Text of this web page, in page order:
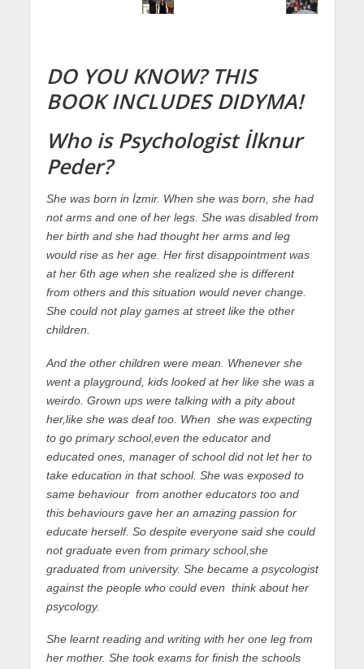
DO YOU KNOW? THIS
BOOK INCLUDES DIDYMA!
Who is Psychologist İlknur
Peder?
She was born in İzmir. When she was born, she had
not arms and one of her legs. She was disabled from
her birth and she had thought her arms and leg
would rise as her age. Her first disappointment was
at her 6th age when she realized she is different
from others and this situation would never change.
She could not play games at street like the other
children.
And the other children were mean. Whenever she
went a playground, kids looked at her like she was a
weirdo. Grown ups were talking with a pity about
her,like she was deaf too. When she was expecting
to go primary school,even the educator and
educated ones, manager of school did not let her to
take education in that school. She was exposed to
same behaviour from another educators too and
this behaviours gave her an amazing passion for
educate herself. So despite everyone said she could
not graduate even from primary school,she
graduated from university. She became a psycologist
against the people who could even think about her
psycology.
She learnt reading and writing with her one leg from
her mother. She took exams for finish the schools